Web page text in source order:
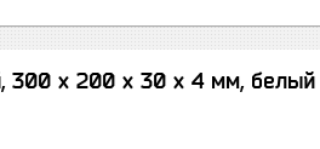
300 х 200 х 30 х 4 мм, белый